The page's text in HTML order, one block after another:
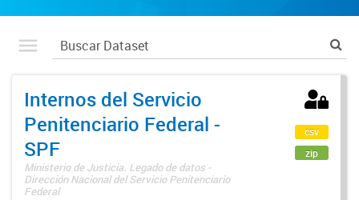
Internos del Servicio
Penitenciario Federal -
SPF
Ministerio de Justicia. Legado de datos -
Dirección Nacional del Servicio Penitenciario
Federal
csv
zip